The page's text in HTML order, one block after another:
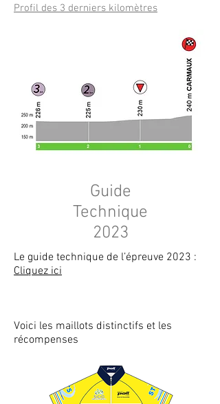
Profil des 3 derniers kilomètres
Guide
Technique
2023
Le guide technique de l’épreuve 2023 :
Cliquez ici
Voici les maillots distinctifs et les
récompenses